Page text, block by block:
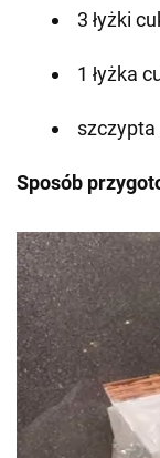
3 łyżki
1 łyżka
szczypta
Sposób